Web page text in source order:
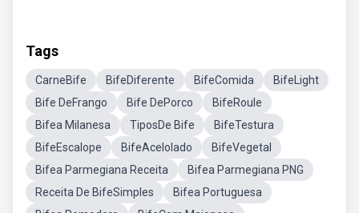
Tags
CarneBife BifeDiferente BifeComida
BifeLight
Bife DeFrango
Bife DePorco
BifeRoule
Bifea Milanesa
TiposDe Bife
BifeTestura
BifeEscalope
BifeAcelolado
BifeVegetal
Bifea Parmegiana Receita
Bifea Parmegiana PNG
Receita De BifeSimples
Bifea Portuguesa